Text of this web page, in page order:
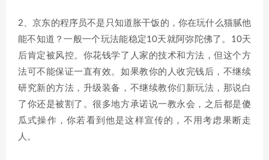
2、京东的程序员不是只知道胀干饭的，你在玩什么猫腻他
能不知道？一般一个玩法能稳定10天就阿弥陀佛了。10天
后肯定被风控。你花钱学了人家的技术和方法，但这个方
法可不能保证一直有效。如果教你的人收完钱后，不继续
研究新的方法，升级装备，不继续教你们新玩法，那说白
了你还是被割了。很多地方承诺说一教永会，之后都是傻
瓜式操作，你若看到他是这样宣传的，不用考虑果断走
人。